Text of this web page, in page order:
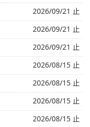
2026/09/21 止
2026/09/21 止
2026/09/21 止
2026/08/15 止
2026/08/15 止
2026/08/15 止
2026/08/15 止